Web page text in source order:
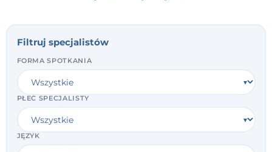
Filtruj specjalistów
FORMA SPOTKANIA
PŁEĆ SPECJALISTY
JĘZYK